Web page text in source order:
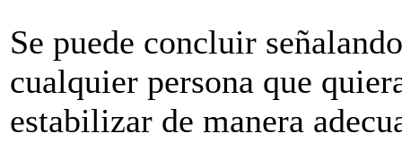
Se puede concluir
cualquier persona que
estabilizar de manera